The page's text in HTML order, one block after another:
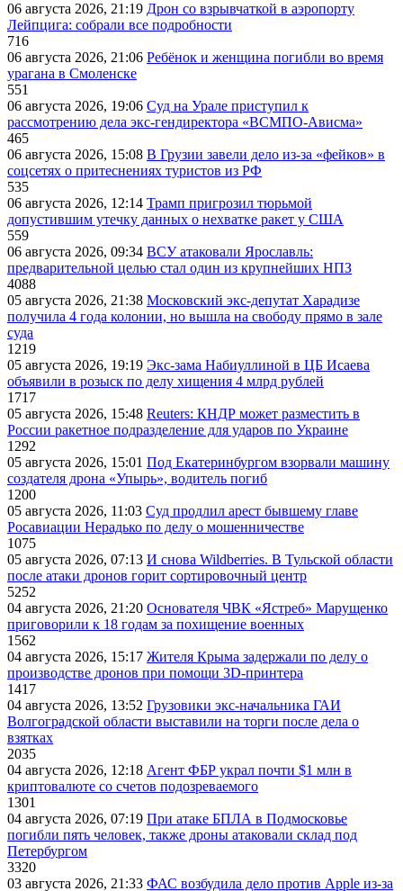
06 августа 2026, 21:19 Дрон со взрывчаткой в аэропорту
Лейпцига: собрали все подробности
716
06 августа 2026, 21:06 Ребёнок и женщина погибли во время
урагана в Смоленске
551
06 августа 2026, 19:06 Суд на Урале приступил к
рассмотрению дела экс-гендиректора «ВСМПО-Ависма»
465
06 августа 2026, 15:08 В Грузии завели дело из-за «фейков» в
соцсетях о притеснениях туристов из РФ
535
06 августа 2026, 12:14 Трамп пригрозил тюрьмой
допустившим утечку данных о нехватке ракет у США
559
06 августа 2026, 09:34 ВСУ атаковали Ярославль:
предварительной целью стал один из крупнейших НПЗ
4088
05 августа 2026, 21:38 Московский экс-депутат Харадизе
получила 4 года колонии, но вышла на свободу прямо в зале
суда
1219
05 августа 2026, 19:19 Экс-зама Набиуллиной в ЦБ Исаева
объявили в розыск по делу хищения 4 млрд рублей
1717
05 августа 2026, 15:48 Reuters: КНДР может разместить в
России ракетное подразделение для ударов по Украине
1292
05 августа 2026, 15:01 Под Екатеринбургом взорвали машину
создателя дрона «Упырь», водитель погиб
1200
05 августа 2026, 11:03 Суд продлил арест бывшему главе
Росавиации Нерадько по делу о мошенничестве
1075
05 августа 2026, 07:13 И снова Wildberries. В Тульской области
после атаки дронов горит сортировочный центр
5252
04 августа 2026, 21:20 Основателя ЧВК «Ястреб» Марущенко
приговорили к 18 годам за похищение военных
1562
04 августа 2026, 15:17 Жителя Крыма задержали по делу о
производстве дронов при помощи 3D‑принтера
1417
04 августа 2026, 13:52 Грузовики экс-начальника ГАИ
Волгоградской области выставили на торги после дела о
взятках
2035
04 августа 2026, 12:18 Агент ФБР украл почти $1 млн в
криптовалюте со счетов подозреваемого
1301
04 августа 2026, 07:19 При атаке БПЛА в Подмосковье
погибли пять человек, также дроны атаковали склад под
Петербургом
3320
03 августа 2026, 21:33 ФАС возбудила дело против Apple из-за